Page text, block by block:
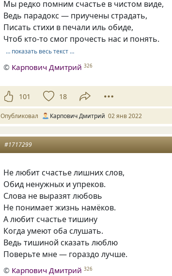
Мы редко помним счастье в чистом виде,
Ведь парадокс — приучены страдать,
Писать стихи в печали иль обиде,
Чтоб кто-то смог прочесть нас и понять.
… показать весь текст …
© Карпович Дмитрий 326
101 18
Опубликовал Карпович Дмитрий 02 янв 2022
#1717299
Не любит счастье лишних слов,
Обид ненужных и упреков.
Слова не выразят любовь
Не понимает жизнь намёков.
А любит счастье тишину
Когда умеют оба слушать.
Ведь тишиной сказать люблю
Поверьте мне — гораздо лучше.
© Карпович Дмитрий 326